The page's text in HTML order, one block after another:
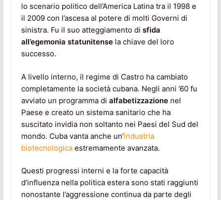
lo scenario politico dell’America Latina tra il 1998 e
il 2009 con l’ascesa al potere di molti Governi di
sinistra. Fu il suo atteggiamento di sfida
all’egemonia statunitensela chiave del loro
successo.
A livello interno, il regime di Castro ha cambiato
completamente la società cubana. Negli anni ’60 fu
avviato un programma di alfabetizzazionenel
Paese e creato un sistema sanitario che ha
suscitato invidia non soltanto nei Paesi del Sud del
mondo. Cuba vanta anche un’industria
biotecnologicaestremamente avanzata.
Questi progressi interni e la forte capacità
d’influenza nella politica estera sono stati raggiunti
nonostante l’aggressione continua da parte degli